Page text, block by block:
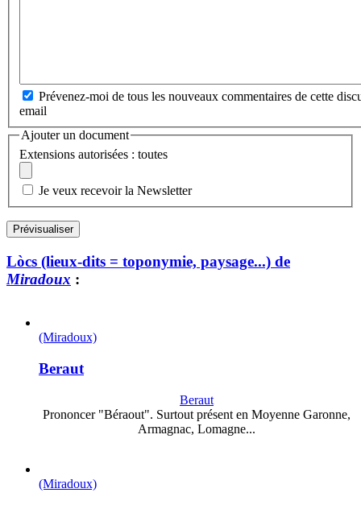
Prévenez-moi de tous les nouveaux commentaires de cette
email
Ajouter un document
Extensions autorisées : toutes
Je veux recevoir la Newsletter
Lòcs (lieux-dits = toponymie, paysage...) de
Miradoux :
(Miradoux)
Beraut
Beraut
Prononcer "Béraout". Surtout présent en Moyenne Garonne,
Armagnac, Lomagne...
(Miradoux)